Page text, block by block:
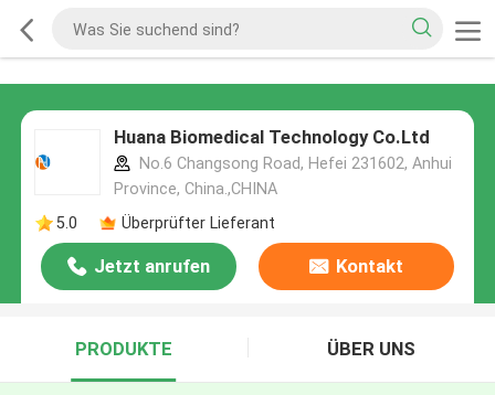
Huana Biomedical Technology Co.Ltd
No.6 Changsong Road, Hefei 231602, Anhui
Province, China.,CHINA
5.0
Überprüfter Lieferant
Jetzt anrufen Kontakt
PRODUKTE ÜBER UNS